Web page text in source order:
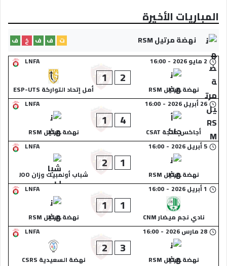
المباريات الأخيرة
نهضة مرتيل RSM ت ف ف خ
ف
LNFA
2 مايو 2026 -
16:00
نهضة مرتيل RSM
2
1
أمل إتحاد التواركة ESP-UTS
LNFA
26 أبريل 2026 -
16:00
أجاكس طنجة CSAT
4
1
نهضة مرتيل RSM
LNFA
5 أبريل 2026 -
16:00
نهضة مرتيل RSM
1
2
شباب أولمبيك وزان JOO
LNFA
1 أبريل 2026 -
16:00
نادي نجم ميضار CNM
1
1
نهضة مرتيل RSM
LNFA
28 مارس 2026 -
16:00
نهضة مرتيل RSM
3
2
نهضة السعيدية CSRS